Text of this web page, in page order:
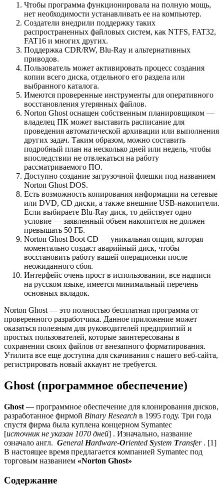
Чтобы программа функционировала на полную мощь,
нет необходимости устанавливать ее на компьютер.
Создатели внедрили поддержку таких
распространенных файловых систем, как NTFS, FAT32,
FAT16 и многих других.
Поддержка CDR/RW, Blu-Ray и альтернативных
приводов.
Пользователь может активировать процесс создания
копии всего диска, отдельного его раздела или
выбранного каталога.
Имеются проверенные инструменты для оперативного
восстановления утерянных файлов.
Norton Ghost оснащен собственным планировщиком —
владелец ПК может выставить расписание для
проведения автоматической архивации или выполнения
других задач. Таким образом, можно составить
подробный план на несколько дней или недель, чтобы
впоследствии не отвлекаться на работу
рассматриваемого ПО.
Доступно создание загрузочной флешки под названием
Norton Ghost DOS.
Есть возможность копирования информации на сетевые
или DVD, CD диски, а также внешние USB-накопители.
Если выбираете Blu-Ray диск, то действует одно
условие — заявленный объем накопителя не должен
превышать 50 ГБ.
Norton Ghost Boot CD — уникальная опция, которая
моментально создаст аварийный диск, чтобы
восстановить работу вашей операционки после
неожиданного сбоя.
Интерфейс очень прост в использовании, все надписи
на русском языке, имеется минимальный перечень
основных вкладок.
Norton Ghost — это полностью бесплатная программа от
проверенного разработчика. Данное приложение может
оказаться полезным для руководителей предприятий и
простых пользователей, которые заинтересованы в
сохранении своих файлов от внезапного форматирования.
Утилита все еще доступна для скачивания с нашего веб-сайта,
регистрировать новый аккаунт не требуется.
Ghost (программное обеспечение)
Ghost — программное обеспечение для клонирования дисков,
разработанное фирмой Binary Research в 1995 году. Три года
спустя фирма была куплена концерном Symantec
[источник не указан 1070 дней] . Изначально, название
означало англ. General Hardware-Oriented System Transfer. [1]
В настоящее время предлагается компанией Symantec под
торговым названием «Norton Ghost»
Содержание